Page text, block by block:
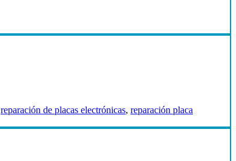
reparación de placas electrónicas, reparación placa